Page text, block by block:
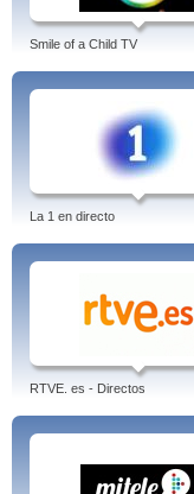
Smile of a Child TV
La 1 en directo
RTVE. es - Directos